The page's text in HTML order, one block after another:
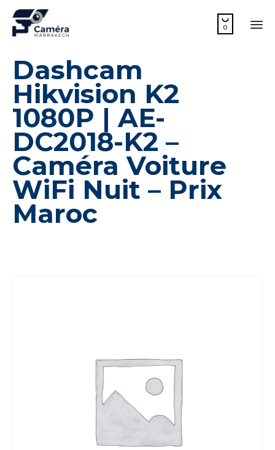

0
Dashcam
Hikvision K2
1080P | AE-
DC2018-K2 –
Caméra Voiture
WiFi Nuit – Prix
Maroc